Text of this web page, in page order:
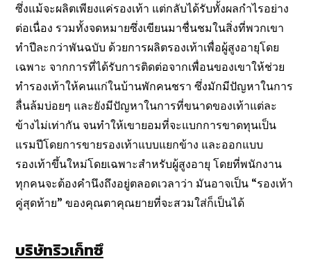
ซึ่งแม้จะผลิตเพียงแค่รองเท้า แต่กลับได้รับทั้งผลกำไรอย่าง
ต่อเนื่อง รวมทั้งจดหมายซึ่งเขียนมาชื่นชมในสิ่งที่พวกเขา
ทำปีละกว่าพันฉบับ ด้วยการผลิตรองเท้าเพื่อผู้สูงอายุโดย
เฉพาะ จากการที่ได้รับการติดต่อจากเพื่อนของเขาให้ช่วย
ทำรองเท้าให้คนแก่ในบ้านพักคนชรา ซึ่งมักมีปัญหาในการ
ลื่นล้มบ่อยๆ และยังมีปัญหาในการที่ขนาดของเท้าแต่ละ
ข้างไม่เท่ากัน จนทำให้เขายอมที่จะแบกการขาดทุนเป็น
แรมปีโดยการขายรองเท้าแบบแยกข้าง และออกแบบ
รองเท้าขึ้นใหม่โดยเฉพาะสำหรับผู้สูงอายุ โดยที่พนักงาน
ทุกคนจะต้องคำนึงถึงอยู่ตลอดเวลาว่า มันอาจเป็น “รองเท้า
คู่สุดท้าย” ของคุณตาคุณยายที่จะสวมใส่ก็เป็นได้
บริษัทริวเก็ทซึ